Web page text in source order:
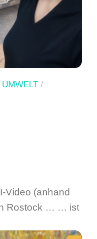
UMWELT /
Video (anhand
Rostock … … ist